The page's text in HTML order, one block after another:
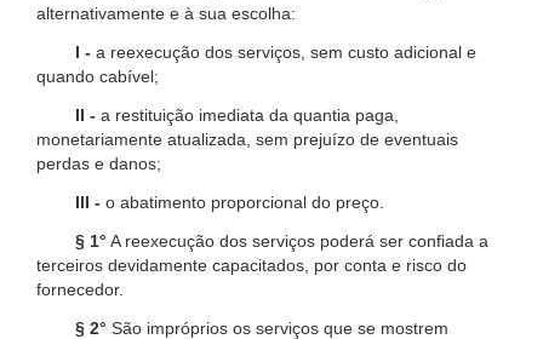
alternativamente e à sua escolha:
I - a reexecução dos serviços, sem custo adicional e
quando cabível;
II - a restituição imediata da quantia paga,
monetariamente atualizada, sem prejuízo de eventuais
perdas e danos;
III - o abatimento proporcional do preço.
§ 1° A reexecução dos serviços poderá ser confiada a
terceiros devidamente capacitados, por conta e risco do
fornecedor.
§ 2° São impróprios os serviços que se mostrem